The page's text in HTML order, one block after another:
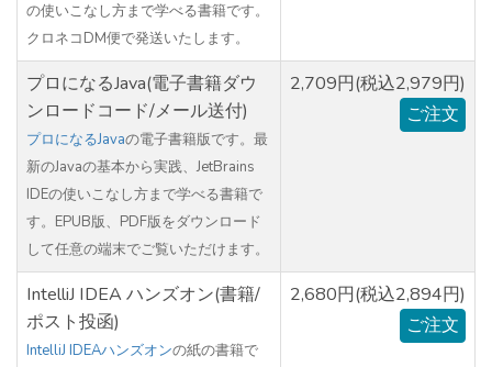
の使いこなし方まで学べる書籍です。
クロネコDM便で発送いたします。
プロになるJava(電子書籍ダウ
ンロードコード/メール送付)
プロになるJavaの電子書籍版です。最
新のJavaの基本から実践、JetBrains
IDEの使いこなし方まで学べる書籍で
す。EPUB版、PDF版をダウンロード
して任意の端末でご覧いただけます。
2,709円(税込2,979円)
ご注文
IntelliJ IDEA ハンズオン(書籍/
ポスト投函)
IntelliJ IDEAハンズオンの紙の書籍で
2,680円(税込2,894円)
ご注文